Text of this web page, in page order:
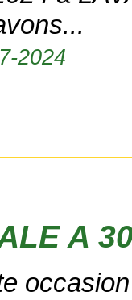
2024
A